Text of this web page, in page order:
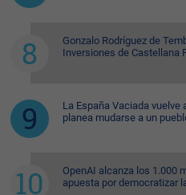
Gonzalo Rodríguez de
Inversiones de Castellana
La España Vaciada vuelve
planea mudarse a un
OpenAI alcanza los 1.000
apuesta por democratizar